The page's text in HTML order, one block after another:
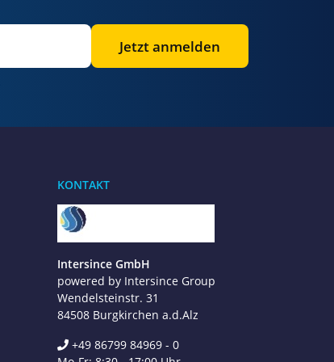
Jetzt anrufen
WhatsApp
+49 162 5669885
E-Mail schreiben
Jetzt anmelden
KONTAKT
Intersince GmbH
powered by Intersince Group
Wendelsteinstr. 31
84508 Burgkirchen a.d.Alz
+49 86799 84969 - 0